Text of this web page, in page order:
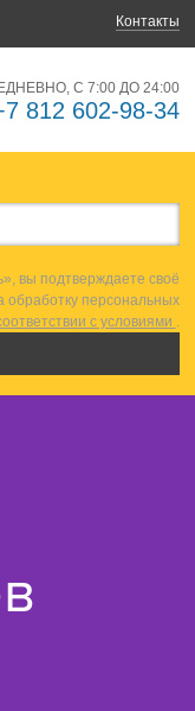
Контакты
С 7:00 ДО 24:00
812 602-98-34
вы подтверждаете своё
обработку персональных
с условиями .